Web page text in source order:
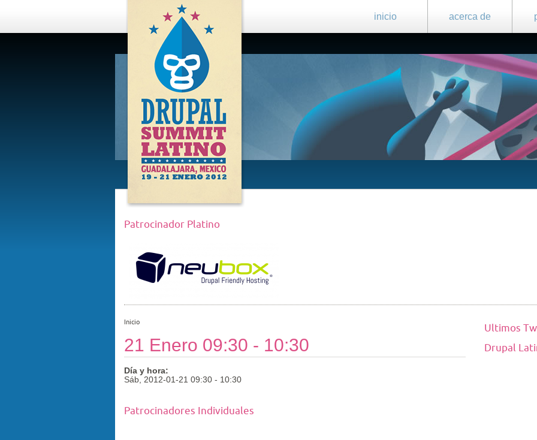
inicio acerca de
DRUPAL
SUMMIT
LATINO,
GUADALAJARA
2012
Patrocinador Platino
Inicio
21 Enero 09:30 - 10:30
Día y hora:
Sáb, 2012-01-21 09:30 - 10:30
Patrocinadores Individuales
Ultimos
Drupal